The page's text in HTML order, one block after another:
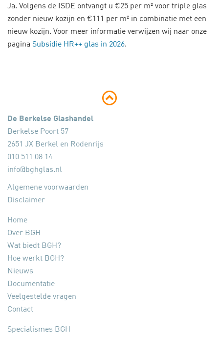
Ja. Volgens de ISDE ontvangt u €25 per m² voor triple glas
zonder nieuw kozijn en €111 per m² in combinatie met een
nieuw kozijn. Voor meer informatie verwijzen wij naar onze
pagina Subsidie HR++ glas in 2026.
De Berkelse Glashandel
Berkelse Poort 57
2651 JX Berkel en Rodenrijs
010 511 08 14
info@bghglas.nl
Algemene voorwaarden
Disclaimer
Home
Over BGH
Wat biedt BGH?
Hoe werkt BGH?
Nieuws
Documentatie
Veelgestelde vragen
Contact
Specialismes BGH